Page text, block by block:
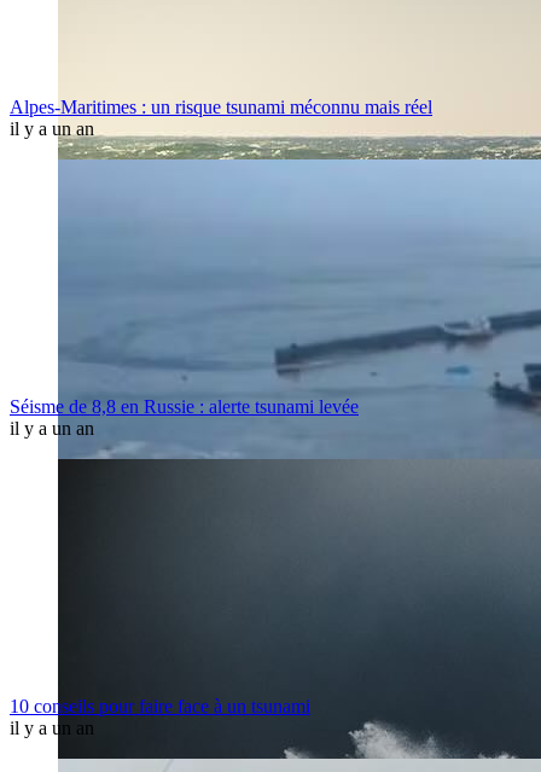
Alpes-Maritimes : un risque tsunami méconnu mais réel
il y a un an
Séisme de 8,8 en Russie : alerte tsunami levée
il y a un an
10 conseils pour faire face à un tsunami
il y a un an